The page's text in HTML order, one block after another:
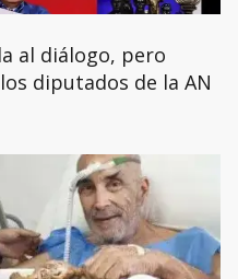
al diálogo, pero
diputados de la AN